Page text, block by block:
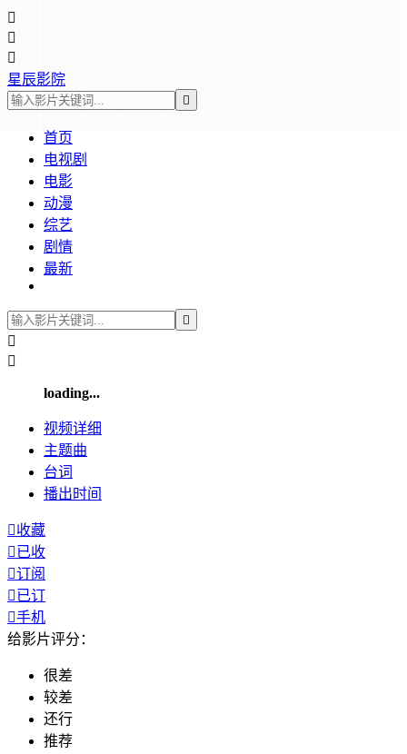



星辰影院

首页
电视剧
电影
动漫
综艺
剧情
最新



loading...
视频详细
主题曲
台词
播出时间
收藏
已收
订阅
已订
手机
给影片评分：
很差
较差
还行
推荐